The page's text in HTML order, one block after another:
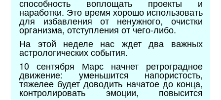
способность воплощать проекты и
наработки. Это время хорошо использовать
для избавления от ненужного, очистки
организма, отступления от чего-либо.
На этой неделе нас ждет два важных
астрологических события.
10 сентября Марс начнет ретроградное
движение: уменьшится напористость,
тяжелее будет доводить начатое до конца,
контролировать эмоции, повысится